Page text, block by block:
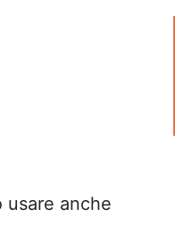
usare anche